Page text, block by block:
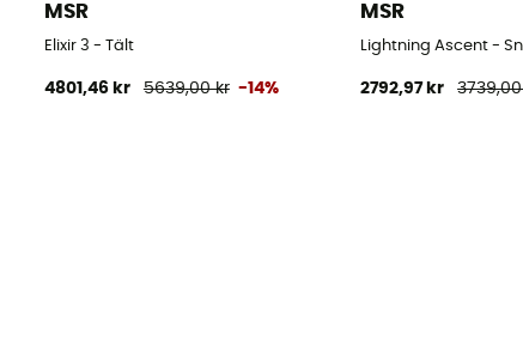
MSR
Elixir 3 - Tält
4801,46 kr 5639,00 kr -14%
MSR
Lightning Ascent -
2792,97 kr